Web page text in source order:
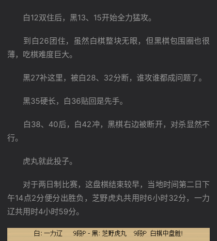
白12双住后，黑13、15开始全力猛攻。
到白26团住，虽然白棋整块无眼，但黑棋包围圈也很
薄，吃棋难度巨大。
黑27补这里，被白28、32分断，谁攻谁都成问题了。
黑35硬长，白36贴回是先手。
白38、40后，白42冲，黑棋右边被断开，对杀显然不
行。
虎丸就此投子。
对于两日制比赛，这盘棋结束较早，当地时间第二日下
午14点2分便分出胜负，芝野虎丸共用时6小时32分，一力
辽共用时4小时59分。